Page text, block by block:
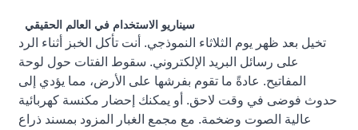
سيناريو الاستخدام في العالم الحقيقي
تخيل بعد ظهر يوم الثلاثاء النموذجي. أنت تأكل الخبز أثناء الرد
على رسائل البريد الإلكتروني. سقوط الفتات حول لوحة
المفاتيح. عادةً ما تقوم بفرشها على الأرض، مما يؤدي إلى
حدوث فوضى في وقت لاحق. أو يمكنك إحضار مكنسة كهربائية
عالية الصوت وضخمة. مع مجمع الغبار المزود بمسند ذراع